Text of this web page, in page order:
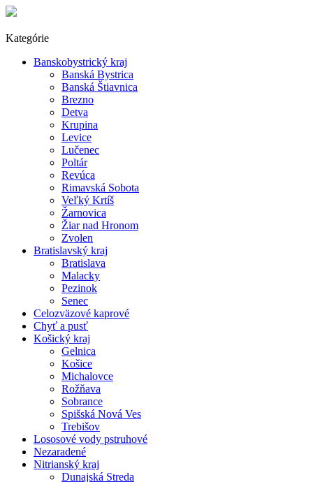
Kategórie
Banskobystrický kraj
Banská Bystrica
Banská Štiavnica
Brezno
Detva
Krupina
Levice
Lučenec
Poltár
Revúca
Rimavská Sobota
Veľký Krtíš
Žarnovica
Žiar nad Hronom
Zvolen
Bratislavský kraj
Bratislava
Malacky
Pezinok
Senec
Celozväzové kaprové
Chyť a pusť
Košický kraj
Gelnica
Košice
Michalovce
Rožňava
Sobrance
Spišská Nová Ves
Trebišov
Lososové vody pstruhové
Nezaradené
Nitrianský kraj
Dunajská Streda